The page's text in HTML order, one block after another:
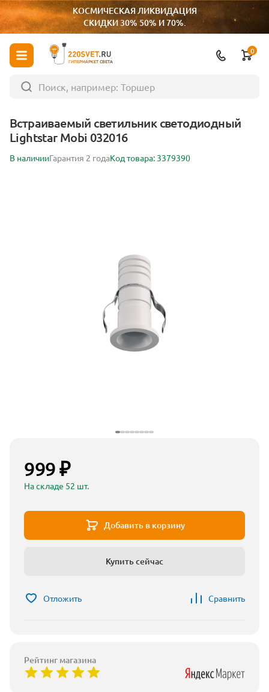
КОСМИЧЕСКАЯ ЛИКВИДАЦИЯ
СКИДКИ 30% 50% И 70%.
ГИПЕРМАРКЕТ СВЕТА
0
Встраиваемый светильник светодиодный
Lightstar Mobi 032016
В наличииГарантия 2 годаКод товара: 3379390
999 ₽
На складе 52 шт.
Добавить в корзину
Купить сейчас
Отложить Сравнить
Рейтинг магазина